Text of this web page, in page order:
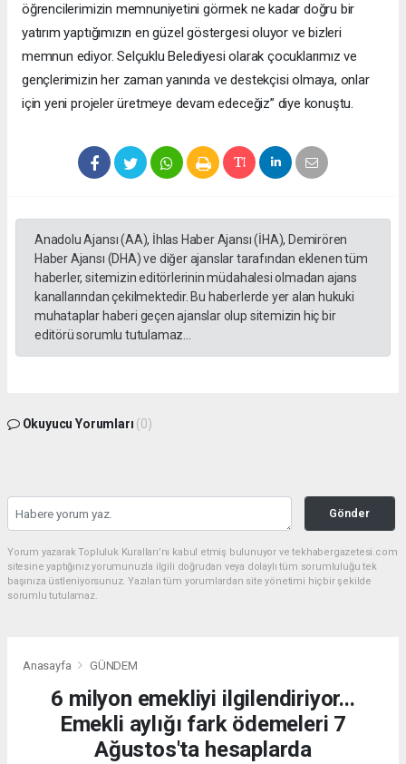
öğrencilerimizin memnuniyetini görmek ne kadar doğru bir
yatırım yaptığımızın en güzel göstergesi oluyor ve bizleri
memnun ediyor. Selçuklu Belediyesi olarak çocuklarımız ve
gençlerimizin her zaman yanında ve destekçisi olmaya, onlar
için yeni projeler üretmeye devam edeceğiz” diye konuştu.
Anadolu Ajansı (AA), İhlas Haber Ajansı (İHA), Demirören
Haber Ajansı (DHA) ve diğer ajanslar tarafından eklenen tüm
haberler, sitemizin editörlerinin müdahalesi olmadan ajans
kanallarından çekilmektedir. Bu haberlerde yer alan hukuki
muhataplar haberi geçen ajanslar olup sitemizin hiç bir
editörü sorumlu tutulamaz...
Okuyucu Yorumları (0)
Gönder
Yorum yazarak Topluluk Kuralları’nı kabul etmiş bulunuyor ve tekhabergazetesi.com
sitesine yaptığınız yorumunuzla ilgili doğrudan veya dolaylı tüm sorumluluğu tek
başınıza üstleniyorsunuz. Yazılan tüm yorumlardan site yönetimi hiçbir şekilde
sorumlu tutulamaz.
Anasayfa GÜNDEM
6 milyon emekliyi ilgilendiriyor...
Emekli aylığı fark ödemeleri 7
Ağustos'ta hesaplarda